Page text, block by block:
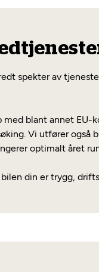
spekter av
blant annet EU-
Vi utfører også
optimalt året
din er trygg,